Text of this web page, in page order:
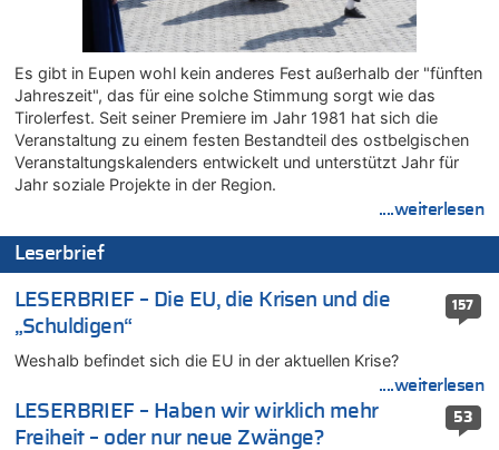
07.08.2026 - 09:31 von Ermitler zu
Das 44. Tirolerfest in Eupen in Bildern [Fotogalerie]
07.08.2026 - 09:18 von Noppi zu
AS Eupen: „Keiner weiß, wohin die Reise geht…“
07.08.2026 - 09:03 von JoKrings zu
Zweite Hitzewelle in diesem Sommer ist jetzt amtlich
07.08.2026 - 01:12 von WK zu
Warum die Waldbrände in Frankreich und Spanien Rekorde
07.08.2026 - 01:03 von Hugo Egon Bernhard von Sinnen zu
Zweite Hitzewelle in diesem Sommer ist jetzt amtlich
07.08.2026 - 00:50 von WK zu
Wie kam es zur Ceuta-Krise?
07.08.2026 - 00:06 von 5/11 zu
Mehrere Menschen in Londons City niedergestochen
06.08.2026 - 23:53 von Foto Anneliese zu
Mehrere Menschen in Londons City niedergestochen
Es gibt in Eupen wohl kein anderes Fest außerhalb der "fünften
Jahreszeit", das für eine solche Stimmung sorgt wie das
Tirolerfest. Seit seiner Premiere im Jahr 1981 hat sich die
Veranstaltung zu einem festen Bestandteil des ostbelgischen
Veranstaltungskalenders entwickelt und unterstützt Jahr für
Jahr soziale Projekte in der Region.
....weiterlesen
Leserbrief
157
LESERBRIEF – Die EU, die Krisen und die
„Schuldigen“
Weshalb befindet sich die EU in der aktuellen Krise?
....weiterlesen
53
LESERBRIEF – Haben wir wirklich mehr
Freiheit – oder nur neue Zwänge?